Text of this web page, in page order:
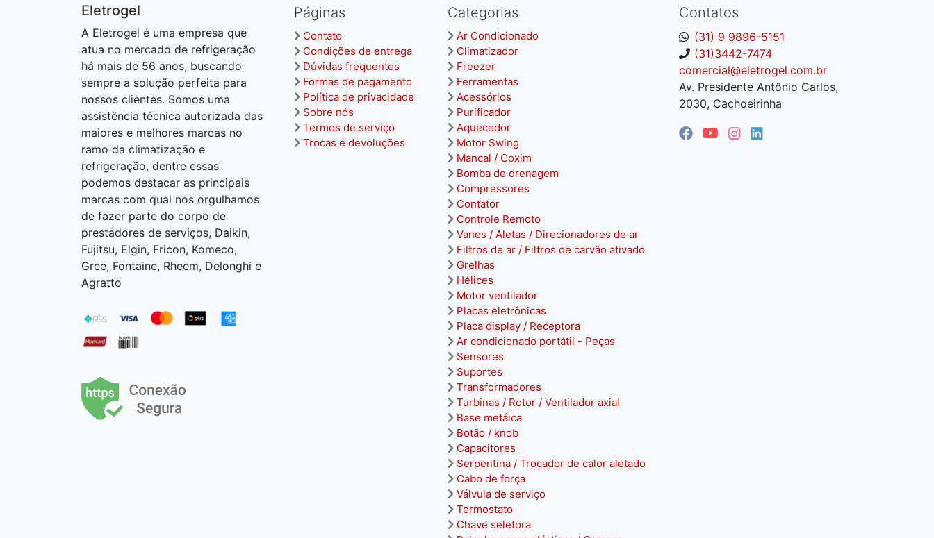
Contatos
(31) 9 9896-5151
(31)3442-7474
comercial@eletrogel.com.br
Av. Presidente Antônio Carlos,
2030, Cachoeirinha
Páginas
Contato
Condições de entrega
Dúvidas frequentes
Formas de pagamento
Política de privacidade
Sobre nós
Termos de serviço
Trocas e devoluções
Categorias
Ar Condicionado
Climatizador
Freezer
Ferramentas
Acessórios
Purificador
Aquecedor
Motor Swing
Mancal / Coxim
Bomba de drenagem
Compressores
Contator
Controle Remoto
Vanes / Aletas / Direcionadores de ar
Filtros de ar / Filtros de carvão ativado
Grelhas
Hélices
Motor ventilador
Placas eletrônicas
Placa display / Receptora
Ar condicionado portátil - Peças
Sensores
Suportes
Transformadores
Turbinas / Rotor / Ventilador axial
Base metáica
Botão / knob
Capacitores
Serpentina / Trocador de calor aletado
Cabo de força
Válvula de serviço
Termostato
Chave seletora
Eletrogel
A Eletrogel é uma empresa que
atua no mercado de refrigeração
há mais de 56 anos, buscando
sempre a solução perfeita para
nossos clientes. Somos uma
assistência técnica autorizada das
maiores e melhores marcas no
ramo da climatização e
refrigeração, dentre essas
podemos destacar as principais
marcas com qual nos orgulhamos
de fazer parte do corpo de
prestadores de serviços, Daikin,
Fujitsu, Elgin, Fricon, Komeco,
Gree, Fontaine, Rheem, Delonghi e
Agratto